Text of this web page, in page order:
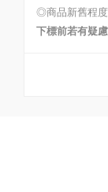
◎商品新舊程度
下標前若有疑慮